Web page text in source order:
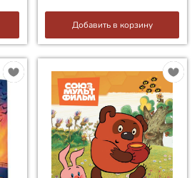
Добавить в корзину